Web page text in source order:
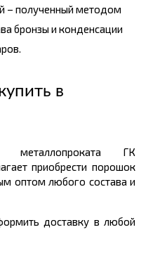
– полученный методом
бронзы и конденсации
в
металлопроката ГК
приобрести порошок
оптом любого состава и
доставку в любой